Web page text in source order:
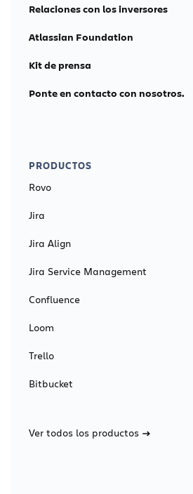
Relaciones con los inversores
Atlassian Foundation
Kit de prensa
Ponte en contacto con nosotros.
PRODUCTOS
Rovo
Jira
Jira Align
Jira Service Management
Confluence
Loom
Trello
Bitbucket
Ver todos los productos